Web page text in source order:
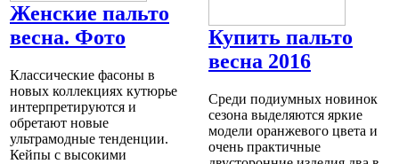
Женские пальто
весна. Фото
Классические фасоны в
новых коллекциях кутюрье
интерпретируются и
обретают новые
ультрамодные тенденции.
Кейпы с высокими
Купить пальто
весна 2016
Среди подиумных новинок
сезона выделяются яркие
модели оранжевого цвета и
очень практичные